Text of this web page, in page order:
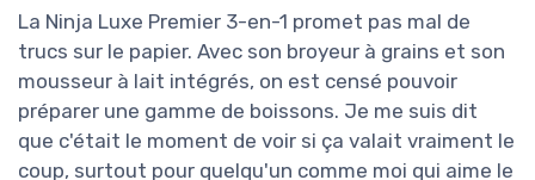
La Ninja Luxe Premier 3-en-1 promet pas mal de
trucs sur le papier. Avec son broyeur à grains et son
mousseur à lait intégrés, on est censé pouvoir
préparer une gamme de boissons. Je me suis dit
que c'était le moment de voir si ça valait vraiment le
coup, surtout pour quelqu'un comme moi qui aime le